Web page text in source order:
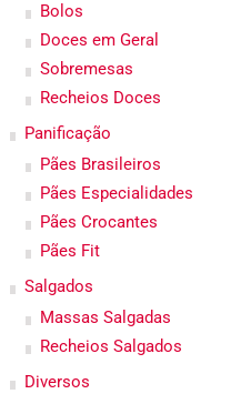
Bolos
Doces em Geral
Sobremesas
Recheios Doces
Panificação
Pães Brasileiros
Pães Especialidades
Pães Crocantes
Pães Fit
Salgados
Massas Salgadas
Recheios Salgados
Diversos